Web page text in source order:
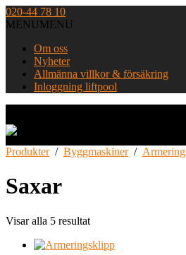
Skip
to
020-44 78 10
MENUMENU
Om oss
Nyheter
Allmänna villkor & försäkring
Inloggning liftpool
Produkter/ Byggmaskiner/ Armering
Saxar
Visar alla 5 resultat